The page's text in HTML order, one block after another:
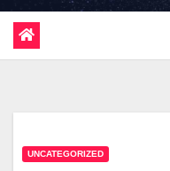
UNCATEGORIZED